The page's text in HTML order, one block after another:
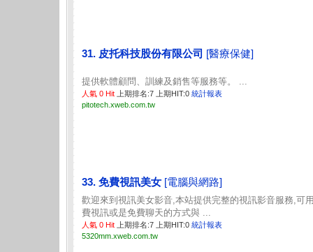
31. 皮托科技股份有限公司 [醫療保健]
提供軟體顧問、訓練及銷售等服務等。 ...
人氣 0 Hit 上期排名:7 上期HIT:0 統計報表
pitotech.xweb.com.tw
33. 免費視訊美女 [電腦與網路]
歡迎來到視訊美女影音,本站提供完整的視訊影音服務,可
費視訊或是免費聊天的方式與 ...
人氣 0 Hit 上期排名:7 上期HIT:0 統計報表
5320mm.xweb.com.tw